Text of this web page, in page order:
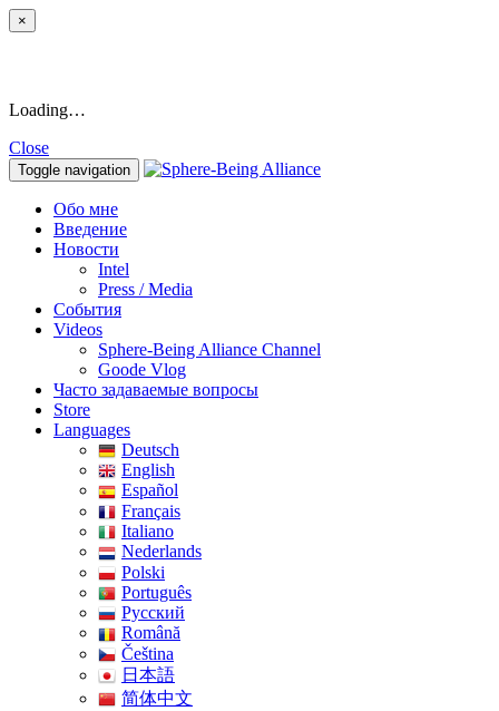
×
Loading…
Close
Toggle navigation
Обо мне
Введение
Новости
Intel
Press / Media
События
Videos
Sphere-Being Alliance Channel
Goode Vlog
Часто задаваемые вопросы
Store
Languages
Deutsch
English
Español
Français
Italiano
Nederlands
Polski
Português
Pусский
Română
Čeština
日本語
简体中文